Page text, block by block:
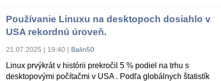
Používanie Linuxu na desktopoch dosiahlo v
USA rekordnú úroveň.
21.07.2025 | 19:40 | Balin50
Linux prvýkrát v histórii prekročil 5 % podiel na trhu s
desktopovými počítačmi v USA . Podľa globálnych štatistík